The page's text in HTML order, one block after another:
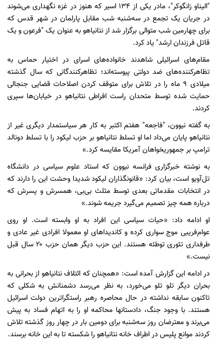
"الیناو زانگوکر"، مادر یکی از ۱۳۴ اسیر که هنوز در غزه نگهداری می‌شوند
در جریان یک تجمع در سه‌شنبه شب مقابل پارلمان در شهر قدس که
برای چهارمین شب متوالی برگزار شد از نتانیاهو به عنوان یک "فرعون و یک
قاتل فرزندان ارشد" یاد کرد.
مقام‌های اسرائیلی شاهدند خانواده‌های اسرای در اختیار حماس به
تظاهرکننده‌های ضد دولتی پیوسته‌اند؛ تظاهرکنندگانی که سال گذشته
میلادی ۹ ماه را در تلاش برای متوقف کردن اصلاحات قضایی جنجالی
حمایت شده توسط متحدان راست افراطی نتانیاهو در خیابان‌ها سپری
کردند.
به گفته نیوون، "فاجعه" هفتم اکتبر به کار هر سیاستمدار دیگری غیر از
نتانیاهو پایان می‌داد اما او تسلط نتانیاهو بر حزب لیکود را با تسلط دونالد
ترامپ بر جمهوریخواهان آمریکا مقایسه کرد.»
به نوشته خبرگزاری فرانسه نیوون که استاد علوم سیاسی در دانشگاه
تل‌آویو است، بیان کرد: «قانونگذاران لیکود شدیدا وحشت این را دارند که
در انتخابات مقدماتی بعدی توسط مثلث بی‌بی، همسرش و پسرش که
درباره همه چیز تصمیم می‌گیرد جریمه شوند.»
او ادامه داد: «حیات سیاسی این افراد به او وابسته است. او روی
عوام‌فریبی موج سواری کرده و کاندیداهای او معمولا افرادی غیر عادی و
طرفداری تئوری توطئه هستند. این حزب دیگر همان حزب ۲۰ سال قبل
نیست.»
در ادامه این گزارش آمده است: «همچنان که ائتلاف نتانیاهو از بحرانی به
بحران دیگر تلو تلو می‌خورد، به نظر می‌رسد دشمنانش به شکلی که
تاکنون سابقه نداشته در حال محاصره رهبر راستگراترین دولت اسرائیل
هستند. با وجود جنگ، دادستانها محاکمه او را به اتهام فساد به پیش‌
می‌برند و معترضان روز سه‌شنبه برای دومین بار در چهار روز گذشته تلاش
کردند موانع پلیس در اطراف خانه نتانیاهو را شکسته تا به این خانه برسند.